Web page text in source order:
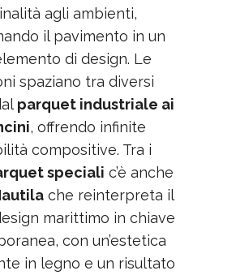
agli ambienti,
il pavimento in un
di design. Le
spaziano tra diversi
parquet industriale ai
, offrendo infinite
compositive. Tra i
speciali c’è anche
che reinterpreta il
marittimo in chiave
con un’estetica
in legno e un risultato